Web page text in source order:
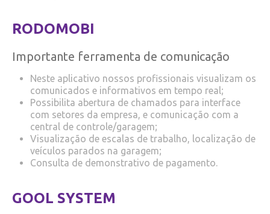
RODOMOBI
Importante ferramenta de comunicação
Neste aplicativo nossos profissionais visualizam os
comunicados e informativos em tempo real;
Possibilita abertura de chamados para interface
com setores da empresa, e comunicação com a
central de controle/garagem;
Visualização de escalas de trabalho, localização de
veículos parados na garagem;
Consulta de demonstrativo de pagamento.
GOOL SYSTEM